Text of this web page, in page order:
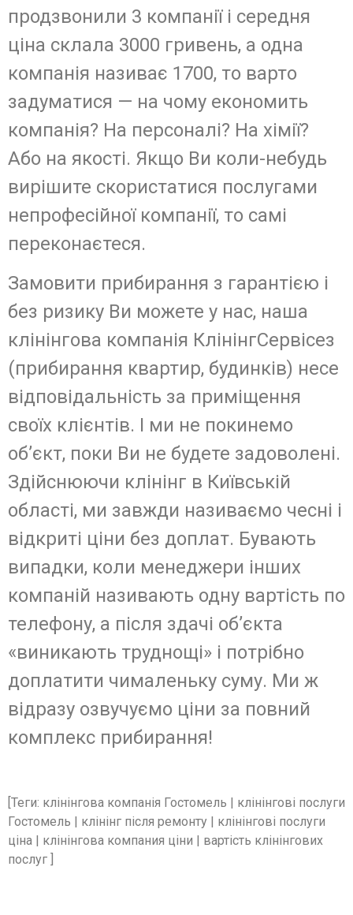
продзвонили 3 компанії і середня
ціна склала 3000 гривень, а одна
компанія називає 1700, то варто
задуматися — на чому економить
компанія? На персоналі? На хімії?
Або на якості. Якщо Ви коли-небудь
вирішите скористатися послугами
непрофесійної компанії, то самі
переконаєтеся.
Замовити прибирання з гарантією і
без ризику Ви можете у нас, наша
клінінгова компанія КлінінгСервісез
(прибирання квартир, будинків) несе
відповідальність за приміщення
своїх клієнтів. І ми не покинемо
об’єкт, поки Ви не будете задоволені.
Здійснюючи клінінг в Київській
області, ми завжди називаємо чесні і
відкриті ціни без доплат. Бувають
випадки, коли менеджери інших
компаній називають одну вартість по
телефону, а після здачі об’єкта
«виникають труднощі» і потрібно
доплатити чималеньку суму. Ми ж
відразу озвучуємо ціни за повний
комплекс прибирання!
[Теги: клінінгова компанія Гостомель | клінінгові послуги
Гостомель | клінінг після ремонту | клінінгові послуги
ціна | клінінгова компания ціни | вартість клінінгових
послуг ]